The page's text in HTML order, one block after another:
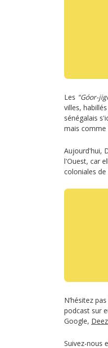
Les "Góor-
villes,
sénégalais
mais comme
Aujourd'hui,
l'Ouest, car
coloniales
N’hésitez
podcast sur
Google,
Suivez-nous